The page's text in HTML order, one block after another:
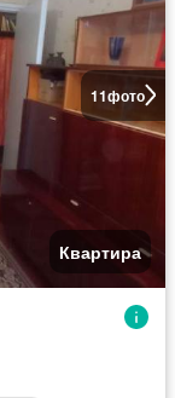
11фото
Квартира